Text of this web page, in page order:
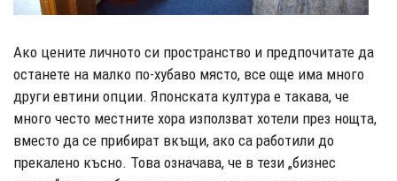
Ако цените личното си пространство и предпочитате да
останете на малко по-хубаво място, все още има много
други евтини опции. Японската култура е такава, че
много често местните хора използват хотели през нощта,
вместо да се прибират вкъщи, ако са работили до
прекалено късно. Това означава, че в тези „бизнес